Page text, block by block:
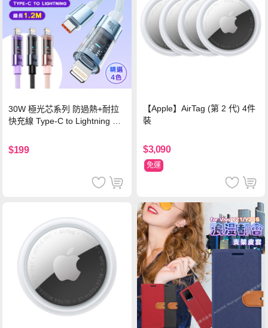
30W 極光芯系列 防過熱+耐拉
快充線 Type-C to Lightning 傳
$199
【Apple】AirTag (第 2 代) 4件
裝
$3,090
免運